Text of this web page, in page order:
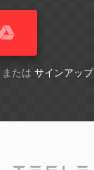
たは サインアップ